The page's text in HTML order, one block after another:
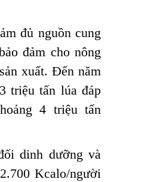
đủ nguồn cung
đảm cho nông
xuất. Đến năm
triệu tấn lúa đáp
4 triệu tấn
dinh dưỡng và
Kcalo/người